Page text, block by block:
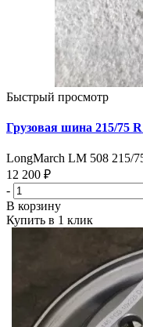
Быстрый просмотр
Грузовая шина 215/75
LongMarch LM 508 215/
12 200 ₽
-
В корзину
Купить в 1 клик